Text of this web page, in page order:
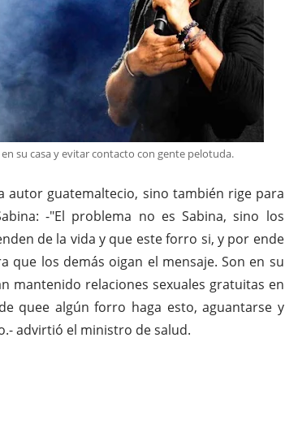
su casa y evitar contacto con gente pelotuda.
autor guatemaltecio, sino también rige para
-"El problema no es Sabina, sino los
de la vida y que este forro si, y por ende
que los demás oigan el mensaje. Son en su
mantenido relaciones sexuales gratuitas en
quee algún forro haga esto, aguantarse y
advirtió el ministro de salud.